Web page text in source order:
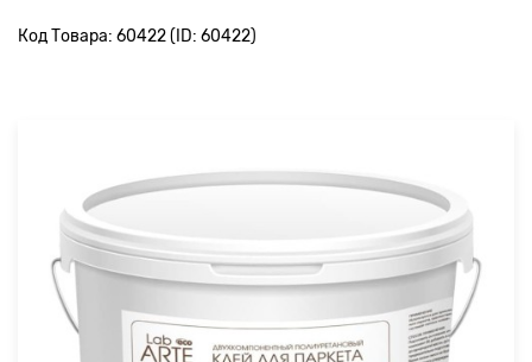
Код Товара: 60422 (ID: 60422)